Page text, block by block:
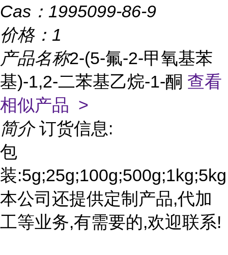
Cas： 1995099-86-9
价格： 1
产品名称2-(5-氟-2-甲氧基苯
基)-1,2-二苯基乙烷-1-酮 查看
相似产品 >
简介 订货信息:
包
装:5g;25g;100g;500g;1kg;5kg
本公司还提供定制产品,代加
工等业务,有需要的,欢迎联系!